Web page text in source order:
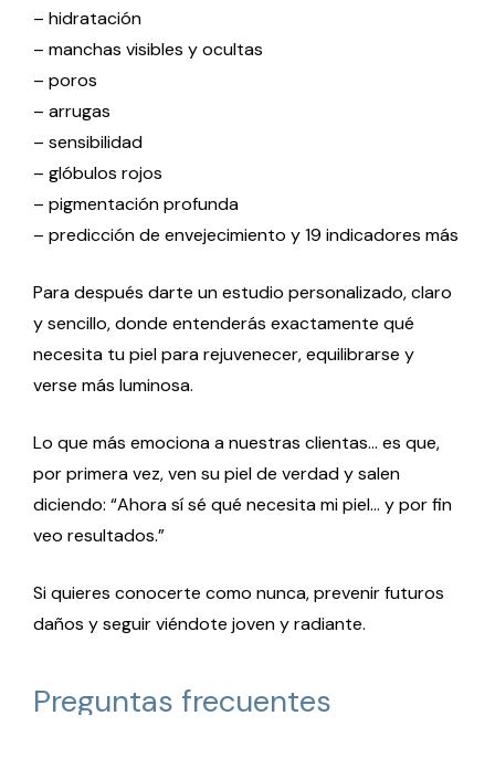
– hidratación
– manchas visibles y ocultas
– poros
– arrugas
– sensibilidad
– glóbulos rojos
– pigmentación profunda
– predicción de envejecimiento y 19 indicadores más
Para después darte un estudio personalizado, claro
y sencillo, donde entenderás exactamente qué
necesita tu piel para rejuvenecer, equilibrarse y
verse más luminosa.
Lo que más emociona a nuestras clientas… es que,
por primera vez, ven su piel de verdad y salen
diciendo: “Ahora sí sé qué necesita mi piel… y por fin
veo resultados.”
Si quieres conocerte como nunca, prevenir futuros
daños y seguir viéndote joven y radiante.
Preguntas frecuentes